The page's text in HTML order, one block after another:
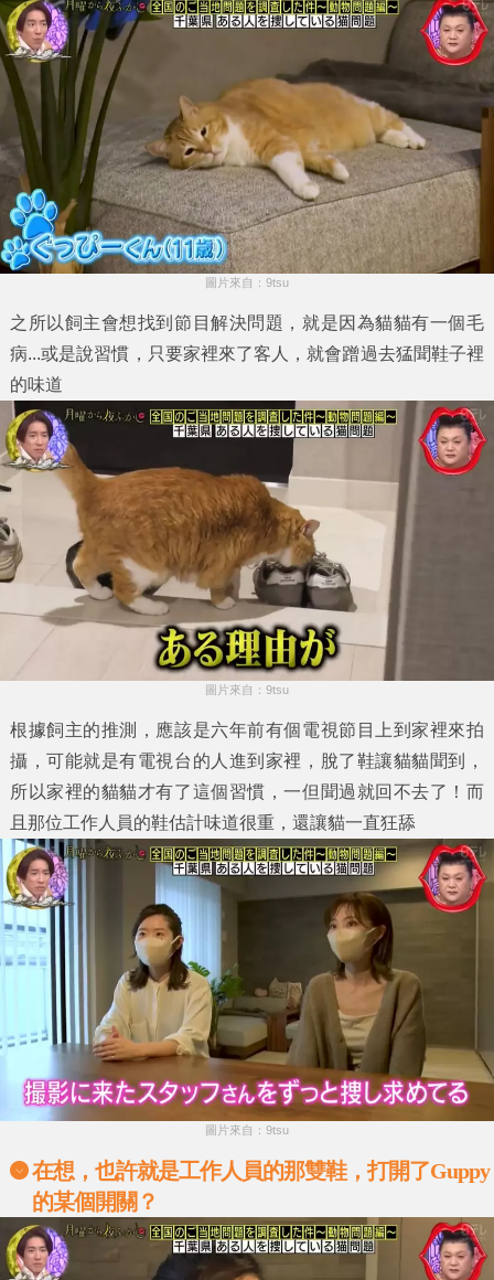
圖片來自：9tsu
之所以飼主會想找到節目解決問題，就是因為貓貓有一個毛
病...或是說習慣，只要家裡來了客人，就會蹭過去猛聞鞋子裡
的味道
圖片來自：9tsu
根據飼主的推測，應該是六年前有個電視節目上到家裡來拍
攝，可能就是有電視台的人進到家裡，脫了鞋讓貓貓聞到，
所以家裡的貓貓才有了這個習慣，一但聞過就回不去了！而
且那位工作人員的鞋估計味道很重，還讓貓一直狂舔
圖片來自：9tsu
在想，也許就是工作人員的那雙鞋，打開了Guppy
的某個開關？